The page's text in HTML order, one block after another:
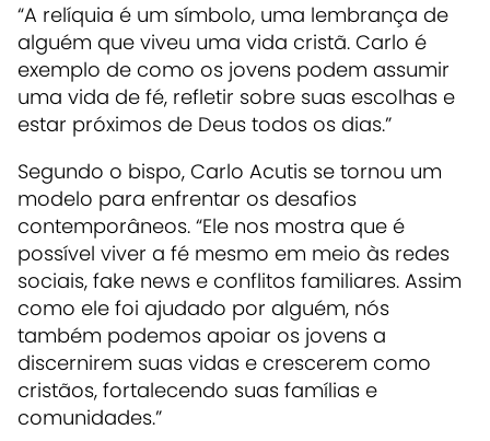
“A relíquia é um símbolo, uma lembrança de
alguém que viveu uma vida cristã. Carlo é
exemplo de como os jovens podem assumir
uma vida de fé, refletir sobre suas escolhas e
estar próximos de Deus todos os dias.”
Segundo o bispo, Carlo Acutis se tornou um
modelo para enfrentar os desafios
contemporâneos. “Ele nos mostra que é
possível viver a fé mesmo em meio às redes
sociais, fake news e conflitos familiares. Assim
como ele foi ajudado por alguém, nós
também podemos apoiar os jovens a
discernirem suas vidas e crescerem como
cristãos, fortalecendo suas famílias e
comunidades.”